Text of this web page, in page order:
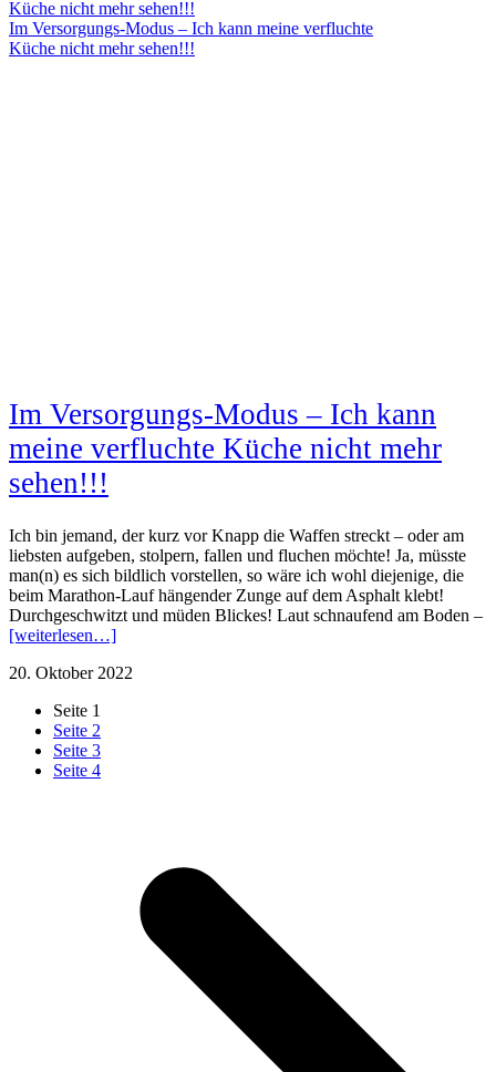
Im Versorgungs-Modus – Ich kann meine verfluchte
Küche nicht mehr sehen!!!
Im Versorgungs-Modus – Ich kann
meine verfluchte Küche nicht mehr
sehen!!!
Ich bin jemand, der kurz vor Knapp die Waffen streckt – oder am
liebsten aufgeben, stolpern, fallen und fluchen möchte! Ja, müsste
man(n) es sich bildlich vorstellen, so wäre ich wohl diejenige, die
beim Marathon-Lauf hängender Zunge auf dem Asphalt klebt!
Durchgeschwitzt und müden Blickes! Laut schnaufend am Boden –
[weiterlesen…]
20. Oktober 2022
Seite 1
Seite 2
Seite 3
Seite 4